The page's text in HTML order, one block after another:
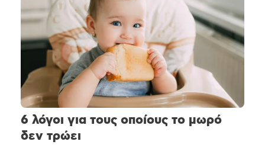
6 λόγοι για τους οποίους το μωρό
δεν τρώει